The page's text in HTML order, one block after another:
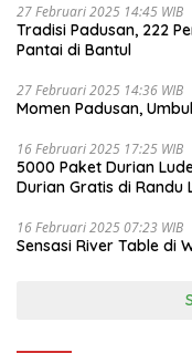
27 Februari 2025 14:45 WIB
Tradisi Padusan, 222
Pantai di Bantul
27 Februari 2025 14:36 WIB
Momen Padusan,
16 Februari 2025 17:25 WIB
5000 Paket Durian
Durian Gratis di Randu
16 Februari 2025 07:23 WIB
Sensasi River Table di